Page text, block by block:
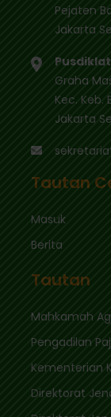
Pejaten
Jakarta
Graha
Kec. Keb.
Jakarta
Tautan
Masuk
Berita
Tautan
Mahkamah
Pengadilan
Kementerian
Direktorat